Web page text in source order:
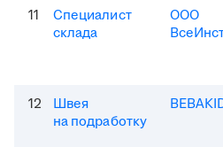
11
Специалист
склада
ООО
12
Швея
на подработку